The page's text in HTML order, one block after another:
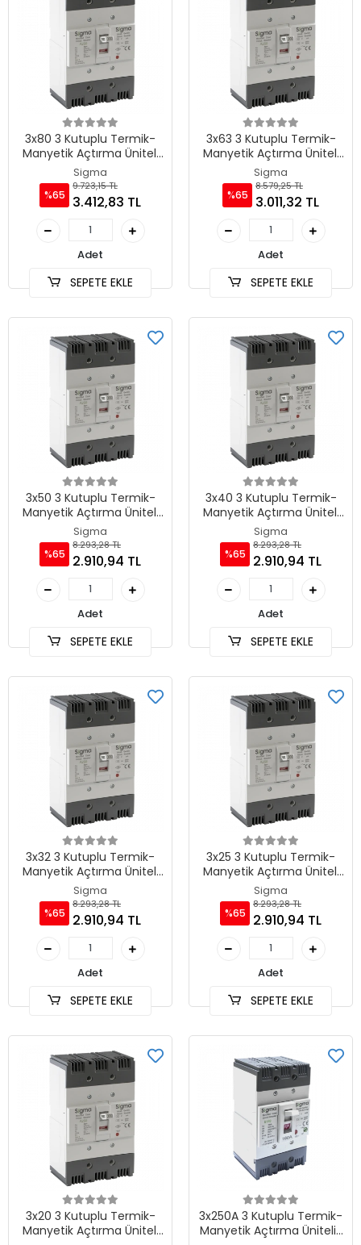
3x80 3 Kutuplu Termik-
Manyetik Açtırma Üniteli
Sabit Tip AG Devre Kesici
Sigma
%65
9.723,15 TL
3.412,83 TL
Adet
SEPETE EKLE
3x63 3 Kutuplu Termik-
Manyetik Açtırma Üniteli
Sabit Tip AG Devre Kesici
Sigma
%65
8.579,25 TL
3.011,32 TL
Adet
SEPETE EKLE
3x50 3 Kutuplu Termik-
Manyetik Açtırma Üniteli
Sabit Tip AG Devre Kesici
Sigma
%65
8.293,28 TL
2.910,94 TL
Adet
SEPETE EKLE
3x40 3 Kutuplu Termik-
Manyetik Açtırma Üniteli
Sabit Tip AG Devre Kesici
Sigma
%65
8.293,28 TL
2.910,94 TL
Adet
SEPETE EKLE
3x32 3 Kutuplu Termik-
Manyetik Açtırma Üniteli
Sabit Tip AG Devre Kesici
Sigma
%65
8.293,28 TL
2.910,94 TL
Adet
SEPETE EKLE
3x25 3 Kutuplu Termik-
Manyetik Açtırma Üniteli
Sabit Tip AG Devre Kesici
Sigma
%65
8.293,28 TL
2.910,94 TL
Adet
SEPETE EKLE
3x20 3 Kutuplu Termik-
Manyetik Açtırma Üniteli
3x250A 3 Kutuplu Termik-
Manyetik Açtırma Üniteli ,